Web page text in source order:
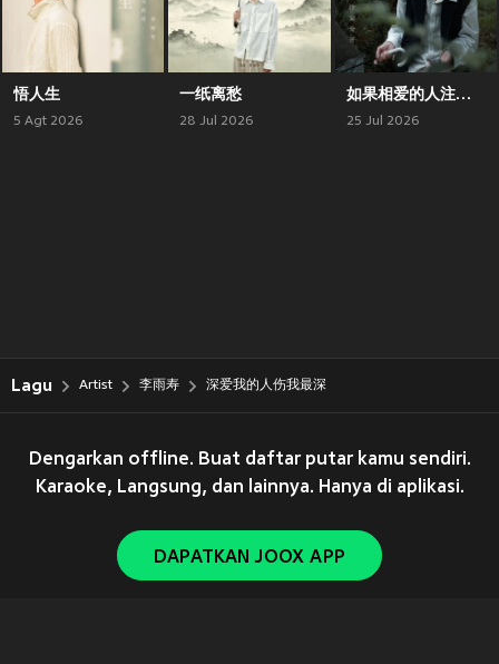
悟人生
5 Agt 2026
一纸离愁
28 Jul 2026
如果相爱的人注定分开
25 Jul 2026
Lagu Artist 李雨寿 深爱我的人伤我最深
Dengarkan offline. Buat daftar putar kamu sendiri.
Karaoke, Langsung, dan lainnya. Hanya di aplikasi.
DAPATKAN JOOX APP